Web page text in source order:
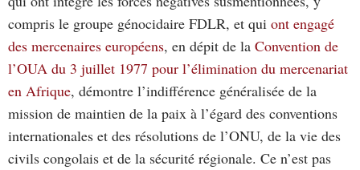
compris le groupe génocidaire FDLR, et qui ont engagé
des mercenaires européens, en dépit de la Convention de
l’OUA du 3 juillet 1977 pour l’élimination du mercenariat
en Afrique, démontre l’indifférence généralisée de la
mission de maintien de la paix à l’égard des conventions
internationales et des résolutions de l’ONU, de la vie des
civils congolais et de la sécurité régionale. Ce n’est pas